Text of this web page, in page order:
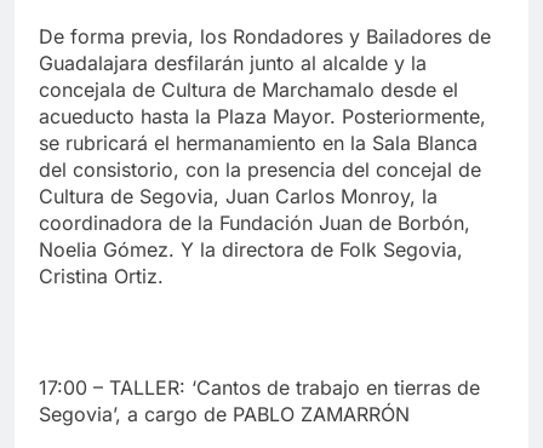
De forma previa, los Rondadores y Bailadores de
Guadalajara desfilarán junto al alcalde y la
concejala de Cultura de Marchamalo desde el
acueducto hasta la Plaza Mayor. Posteriormente,
se rubricará el hermanamiento en la Sala Blanca
del consistorio, con la presencia del concejal de
Cultura de Segovia, Juan Carlos Monroy, la
coordinadora de la Fundación Juan de Borbón,
Noelia Gómez. Y la directora de Folk Segovia,
Cristina Ortiz.
17:00 – TALLER: ‘Cantos de trabajo en tierras de
Segovia’, a cargo de PABLO ZAMARRÓN